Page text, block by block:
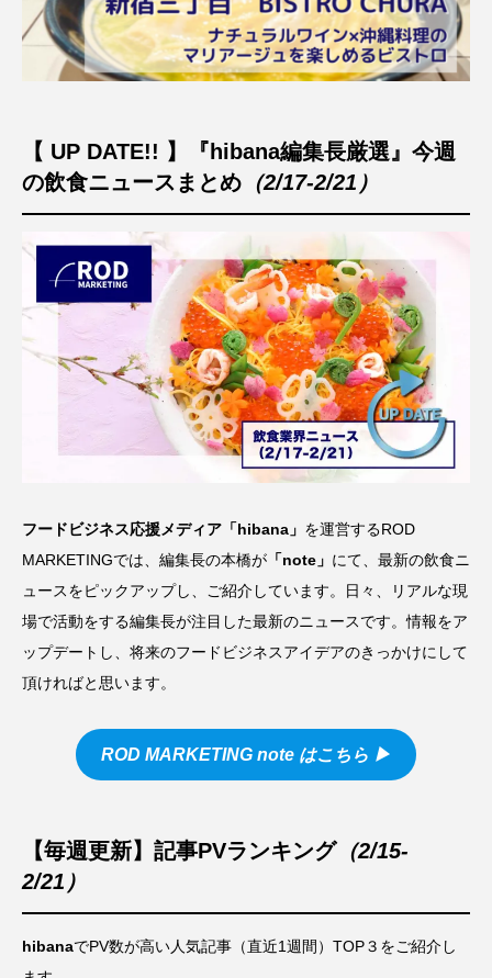
【 UP DATE!! 】『hibana編集長厳選』今週
の飲食ニュースまとめ （2/17-2/21）
フードビジネス応援メディア「hibana」 を運営するROD
MARKETINGでは、編集長の本橋が 「note 」 にて、最新の飲食ニ
ュースをピックアップし、ご紹介しています。日々、リアルな現
場で活動をする編集長が注目した最新のニュースです。情報をア
ップデートし、将来のフードビジネスアイデアのきっかけにして
頂ければと思います。
ROD MARKETING note はこちら ▶︎
【毎週更新】記事PVランキング（2/15-
2/21）
hibanaでPV数が高い人気記事（直近1週間）TOP３をご紹介し